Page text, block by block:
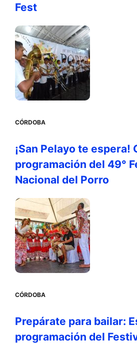
Fest
CÓRDOBA
¡San Pelayo te espera!
programación del 49°
Nacional del Porro
CÓRDOBA
Prepárate para bailar:
programación del